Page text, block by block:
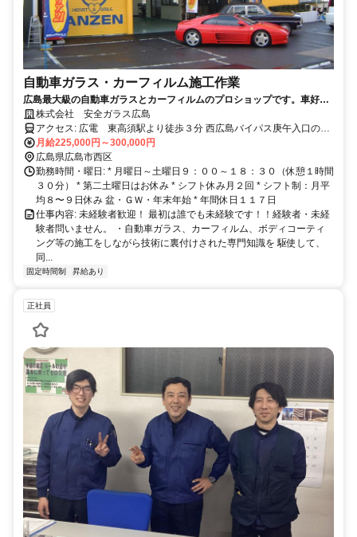
自動車ガラス・カーフィルム施工作業
広島最大級の自動車ガラスとカーフィルムのプロショップです。車好き
の方、広島で働きたい方ご応募下さい。
株式会社 安全ガラス広島
アクセス: 広電 東高須駅より徒歩３分 西広島バイパス庚午入口の側
道入って二軒目です。
月給225,000円～300,000円
広島県広島市西区
勤務時間・曜日: * 月曜日～土曜日９：００～１８：３０（休憩１時間
３０分） * 第二土曜日はお休み * シフト休み月２回 * シフト制：月平
均８〜９日休み 盆・ＧＷ・年末年始 * 年間休日１１７日
仕事内容: 未経験者歓迎！ 最初は誰でも未経験です！！経験者・未経
験者問いません。 ・自動車ガラス、カーフィルム、ボディコーティ
ング等の施工をしながら技術に裏付けされた専門知識を 駆使して、
同...
固定時間制 昇給あり
正社員